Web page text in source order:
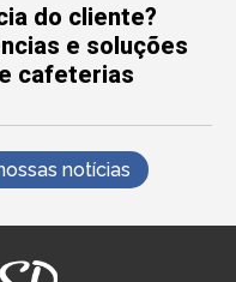
do cliente?
e soluções
cafeterias
notícias